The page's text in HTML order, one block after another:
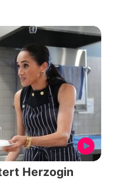
Herzogin